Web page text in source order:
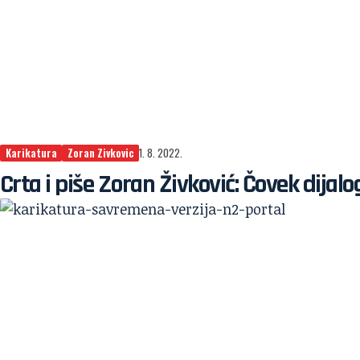
Karikatura Zoran Zivkovic 1. 8. 2022.
Crta i piše Zoran Živković: Čovek